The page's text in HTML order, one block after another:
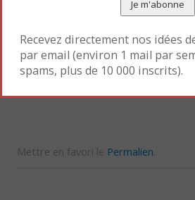
Mettre en favori le Permalien.
Recevez directement nos idées
par email (environ 1 mail par
spams, plus de 10 000 inscrits).